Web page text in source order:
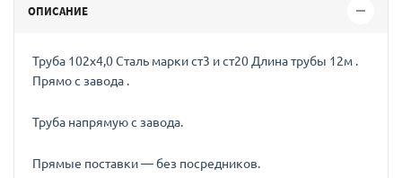
ОПИСАНИЕ
Труба 102х4,0 Сталь марки ст3 и ст20 Длина трубы 12м .
Прямо с завода .
Труба напрямую с завода.
Прямые поставки — без посредников.